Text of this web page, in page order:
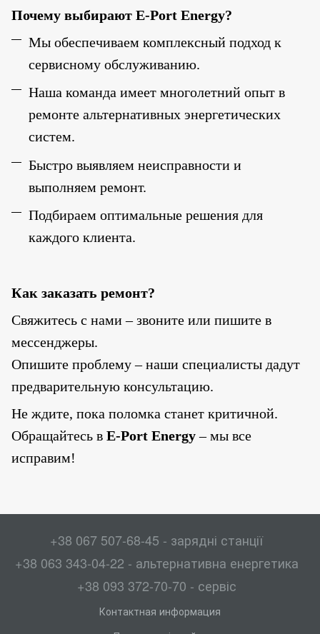
Почему выбирают E-Port Energy?
Мы обеспечиваем комплексный подход к
сервисному обслуживанию.
Наша команда имеет многолетний опыт в
ремонте альтернативных энергетических
систем.
Быстро выявляем неисправности и
выполняем ремонт.
Подбираем оптимальные решения для
каждого клиента.
Как заказать ремонт?
Свяжитесь с нами – звоните или пишите в
мессенджеры.
Опишите проблему – наши специалисты дадут
предварительную консультацию.
Не ждите, пока поломка станет критичной.
Обращайтесь в E-Port Energy– мы все
исправим!
+38 067 507-68-45 - зарядні станції
+38 063 343-04-22 - альтернативна енергетика
+38 093 372-70-70 - сервіс
Контактная информация